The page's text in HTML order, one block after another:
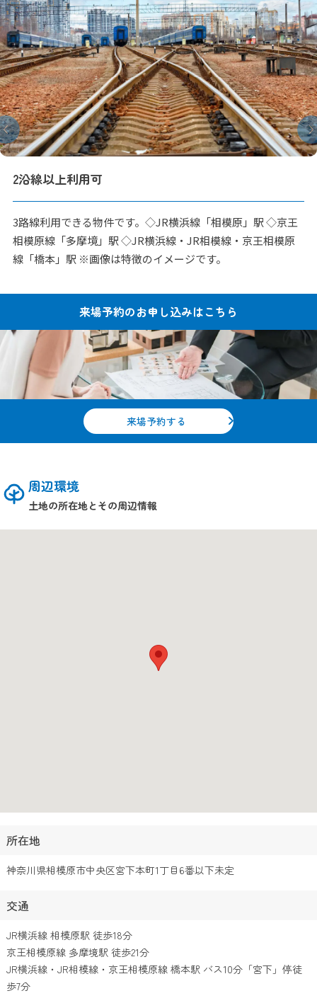
2沿線以上利用可
3路線利用できる物件です。◇JR横浜線「相模原」駅 ◇京王
相模原線「多摩境」駅 ◇JR横浜線・JR相模線・京王相模原
線「橋本」駅 ※画像は特徴のイメージです。
来場予約のお申し込みはこちら
来場予約する
周辺環境
土地の所在地とその周辺情報
所在地
神奈川県相模原市中央区宮下本町1丁目6番以下未定
交通
JR横浜線 相模原駅 徒歩18分
京王相模原線 多摩境駅 徒歩21分
JR横浜線・JR相模線・京王相模原線 橋本駅 バス10分「宮下」停徒
歩7分